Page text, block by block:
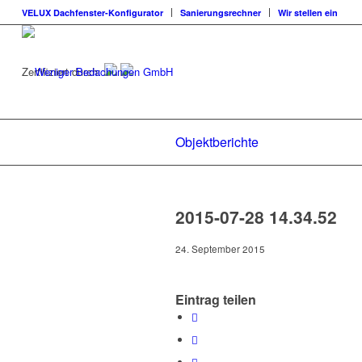
VELUX Dachfenster-Konfigurator Sanierungsrechner Wir stellen ein
Zertifiziert durch:
Objektberichte
2015-07-28 14.34.52
24. September 2015
Eintrag teilen